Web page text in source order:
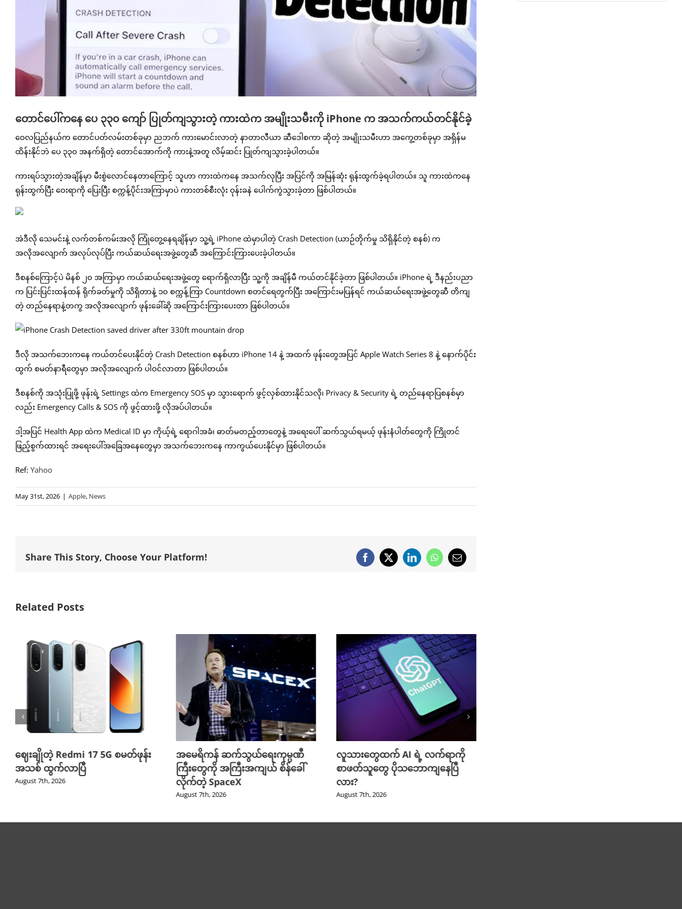
တောင်ပေါ်ကနေ ပေ ၃၃၀ ကျော် ပြုတ်ကျသွားတဲ့ ကားထဲက အမျိုးသမီးကို iPhone က အသက်ကယ်တင်နိုင်ခဲ့
ဝေလပြည်နယ်က တောင်ပတ်လမ်းတစ်ခုမှာ ညဘက် ကားမောင်းလာတဲ့ နာတာလီယာ ဆီဒေါစကာ ဆိုတဲ့ အမျိုးသမီးဟာ အကွေ့တစ်ခုမှာ အရှိန်မ
ထိန်းနိုင်ဘဲ ပေ ၃၃၀ အနက်ရှိတဲ့ တောင်အောက်ကို ကားနဲ့အတူ လိမ့်ဆင်း ပြုတ်ကျသွားခဲ့ပါတယ်။
ကားရပ်သွားတဲ့အချိန်မှာ မီးစွဲလောင်နေတာကြောင့် သူဟာ ကားထဲကနေ အသက်လုပြီး အပြင်ကို အမြန်ဆုံး ရုန်းထွက်ခဲ့ရပါတယ်။ သူ ကားထဲကနေ
ရုန်းထွက်ပြီး ဝေးရာကို ပြေးပြီး စက္ကန့်ပိုင်းအကြာမှာပဲ ကားတစ်စီးလုံး ဝုန်းခနဲ ပေါက်ကွဲသွားခဲ့တာ ဖြစ်ပါတယ်။
အဲဒီလို သေမင်းနဲ့ လက်တစ်ကမ်းအလို ကြုံတွေ့နေရချိန်မှာ သူ့ရဲ့ iPhone ထဲမှာပါတဲ့ Crash Detection (ယာဉ်တိုက်မှု သိရှိနိုင်တဲ့ စနစ်) က
အလိုအလျောက် အလုပ်လုပ်ပြီး ကယ်ဆယ်ရေးအဖွဲ့တွေဆီ အကြောင်းကြားပေးခဲ့ပါတယ်။
ဒီစနစ်ကြောင့်ပဲ မိနစ် ၂၀ အကြာမှာ ကယ်ဆယ်ရေးအဖွဲ့တွေ ရောက်ရှိလာပြီး သူ့ကို အချိန်မီ ကယ်တင်နိုင်ခဲ့တာ ဖြစ်ပါတယ်။ iPhone ရဲ့ ဒီနည်းပညာ
က ပြင်းပြင်းထန်ထန် ရိုက်ခတ်မှုကို သိရှိတာနဲ့ ၁၀ စက္ကန့်ကြာ Countdown စတင်ရေတွက်ပြီး အကြောင်းမပြန်ရင် ကယ်ဆယ်ရေးအဖွဲ့တွေဆီ တိကျ
တဲ့ တည်နေရာနဲ့တကွ အလိုအလျောက် ဖုန်းခေါ်ဆို အကြောင်းကြားပေးတာ ဖြစ်ပါတယ်။
ဒီလို အသက်ဘေးကနေ ကယ်တင်ပေးနိုင်တဲ့ Crash Detection စနစ်ဟာ iPhone 14 နဲ့ အထက် ဖုန်းတွေအပြင် Apple Watch Series 8 နဲ့ နောက်ပိုင်း
ထွက် စမတ်နာရီတွေမှာ အလိုအလျောက် ပါဝင်လာတာ ဖြစ်ပါတယ်။
ဒီစနစ်ကို အသုံးပြုဖို့ ဖုန်းရဲ့ Settings ထဲက Emergency SOS မှာ သွားရောက် ဖွင့်လှစ်ထားနိုင်သလို၊ Privacy & Security ရဲ့ တည်နေရာပြစနစ်မှာ
လည်း Emergency Calls & SOS ကို ဖွင့်ထားဖို့ လိုအပ်ပါတယ်။
ဒါ့အပြင် Health App ထဲက Medical ID မှာ ကိုယ့်ရဲ့ ရောဂါအခံ၊ ဓာတ်မတည့်တာတွေနဲ့ အရေးပေါ် ဆက်သွယ်ရမယ့် ဖုန်းနံပါတ်တွေကို ကြိုတင်
ဖြည့်စွက်ထားရင် အရေးပေါ်အခြေအနေတွေမှာ အသက်ဘေးကနေ ကာကွယ်ပေးနိုင်မှာ ဖြစ်ပါတယ်။
Ref: Yahoo
May 31st, 2026 | Apple, News
Share This Story, Choose Your Platform! Facebook
X LinkedInWhatsApp
Email
Related Posts
ဈေးချိုတဲ့ Redmi 17 5G စမတ်ဖုန်း
အသစ် ထွက်လာပြီ
August 7th, 2026
အမေရိကန် ဆက်သွယ်ရေးကုမ္ပဏီ
ကြီးတွေကို အကြီးအကျယ် စိန်ခေါ်
လိုက်တဲ့ SpaceX
August 7th, 2026
လူသားတွေထက် AI ရဲ့ လက်ရာကို
စာဖတ်သူတွေ ပိုသဘောကျနေပြီ
လား?
August 7th, 2026